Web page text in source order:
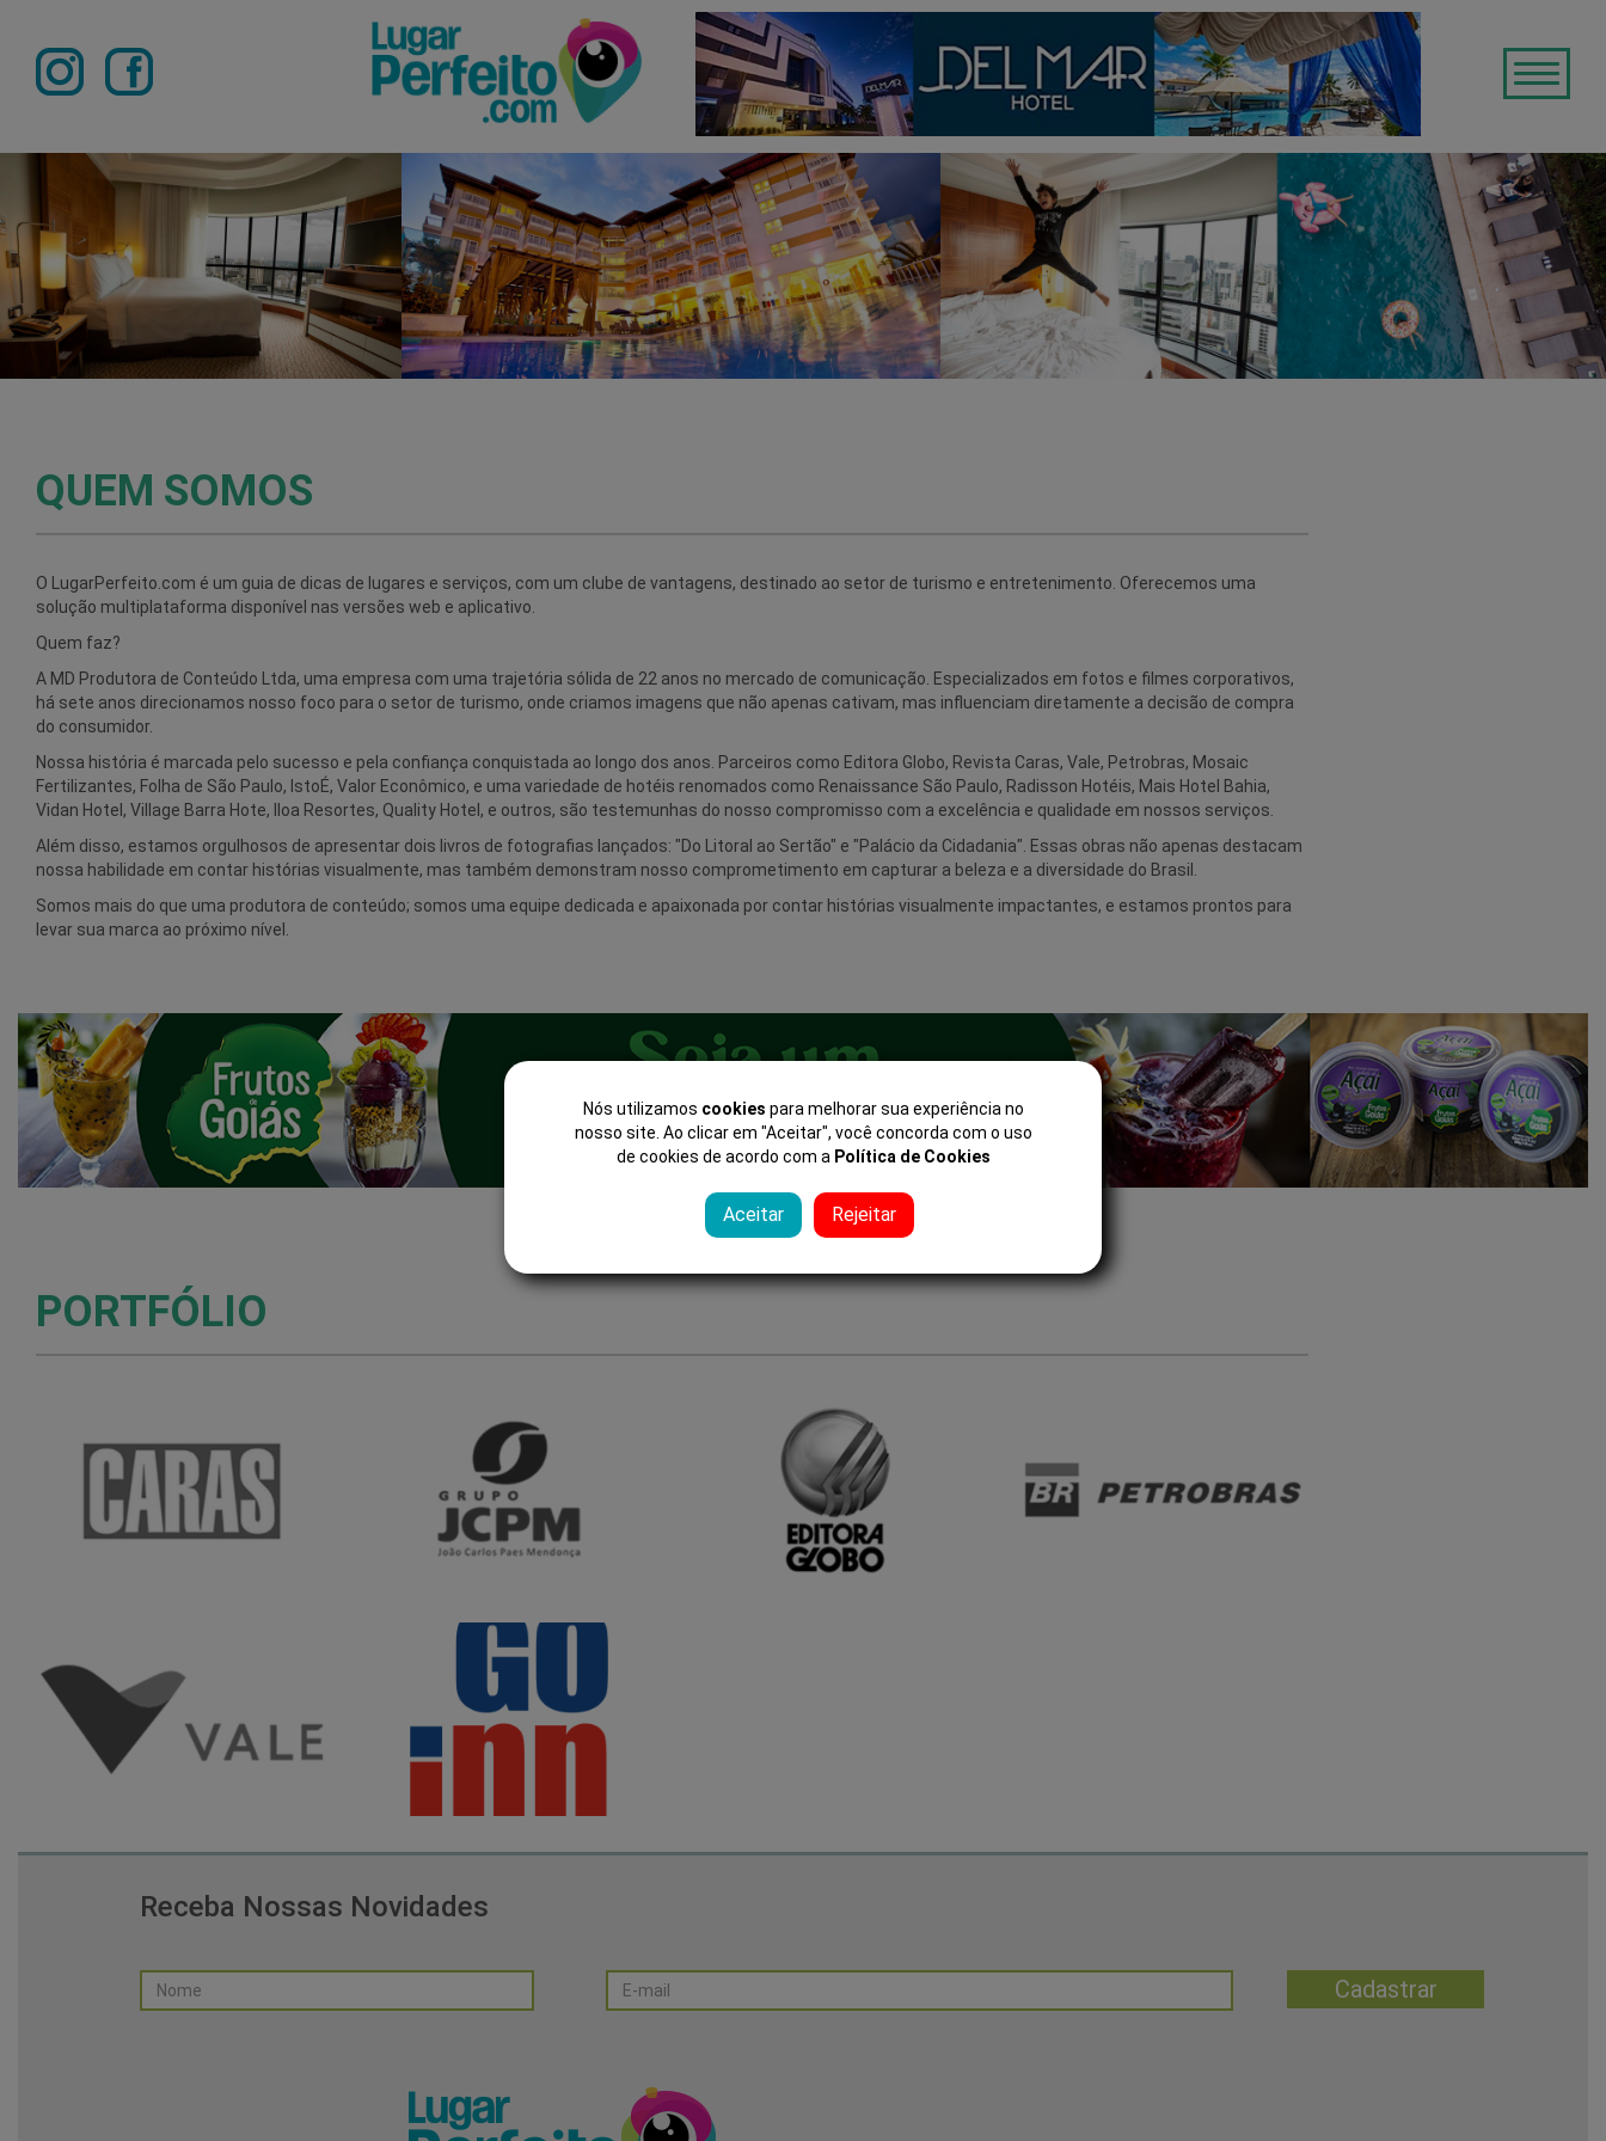
Nós utilizamos cookies para melhorar sua experiência no
nosso site. Ao clicar em "Aceitar", você concorda com o uso
de cookies de acordo com a Política de Cookies
Aceitar Rejeitar
QUEM SOMOS
O LugarPerfeito.com é um guia de dicas de lugares e serviços, com um clube de vantagens, destinado ao setor de turismo e entretenimento. Oferecemos uma
solução multiplataforma disponível nas versões web e aplicativo.
Quem faz?
A MD Produtora de Conteúdo Ltda, uma empresa com uma trajetória sólida de 22 anos no mercado de comunicação. Especializados em fotos e filmes corporativos,
há sete anos direcionamos nosso foco para o setor de turismo, onde criamos imagens que não apenas cativam, mas influenciam diretamente a decisão de compra
do consumidor.
Nossa história é marcada pelo sucesso e pela confiança conquistada ao longo dos anos. Parceiros como Editora Globo, Revista Caras, Vale, Petrobras, Mosaic
Fertilizantes, Folha de São Paulo, IstoÉ, Valor Econômico, e uma variedade de hotéis renomados como Renaissance São Paulo, Radisson Hotéis, Mais Hotel Bahia,
Vidan Hotel, Village Barra Hote, Iloa Resortes, Quality Hotel, e outros, são testemunhas do nosso compromisso com a excelência e qualidade em nossos serviços.
Além disso, estamos orgulhosos de apresentar dois livros de fotografias lançados: "Do Litoral ao Sertão" e "Palácio da Cidadania". Essas obras não apenas destacam
nossa habilidade em contar histórias visualmente, mas também demonstram nosso comprometimento em capturar a beleza e a diversidade do Brasil.
Somos mais do que uma produtora de conteúdo; somos uma equipe dedicada e apaixonada por contar histórias visualmente impactantes, e estamos prontos para
levar sua marca ao próximo nível.
PORTFÓLIO
Receba Nossas Novidades